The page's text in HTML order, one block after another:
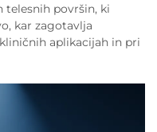
površin, ki
kar zagotavlja
aplikacijah in pri